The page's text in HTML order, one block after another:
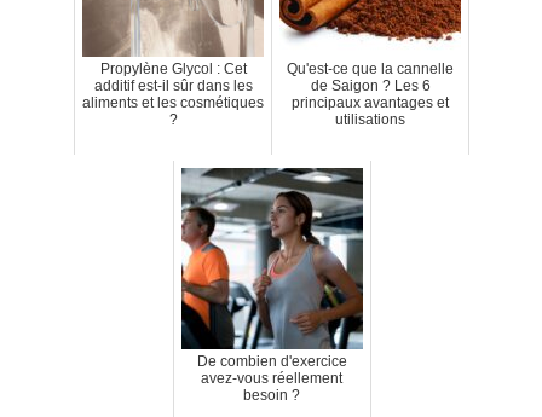
Propylène Glycol : Cet
additif est-il sûr dans les
aliments et les cosmétiques
?
Qu'est-ce que la cannelle
de Saigon ? Les 6
principaux avantages et
utilisations
De combien d'exercice
avez-vous réellement
besoin ?